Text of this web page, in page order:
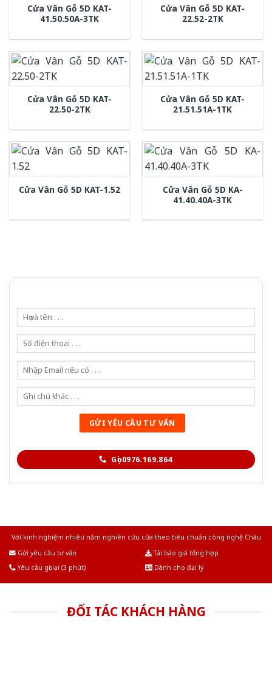
Cửa Vân Gỗ 5D KAT-
41.50.50A-3TK
Cửa Vân Gỗ 5D KAT-
22.52-2TK
Cửa Vân Gỗ 5D KAT-
22.50-2TK
Cửa Vân Gỗ 5D KAT-
21.51.51A-1TK
Cửa Vân Gỗ 5D KAT-1.52
Cửa Vân Gỗ 5D KA-
41.40.40A-3TK
Gọi 0976.169.864
Với kinh nghiệm nhiêu năm nghiên cứu cửa theo tiêu chuẩn công nghệ Châu
Gửi yêu cầu tư vấn
Tải báo giá tổng hợp
Yêu cầu gọi lại (3 phút)
Dành cho đại lý
ĐỐI TÁC KHÁCH HÀNG